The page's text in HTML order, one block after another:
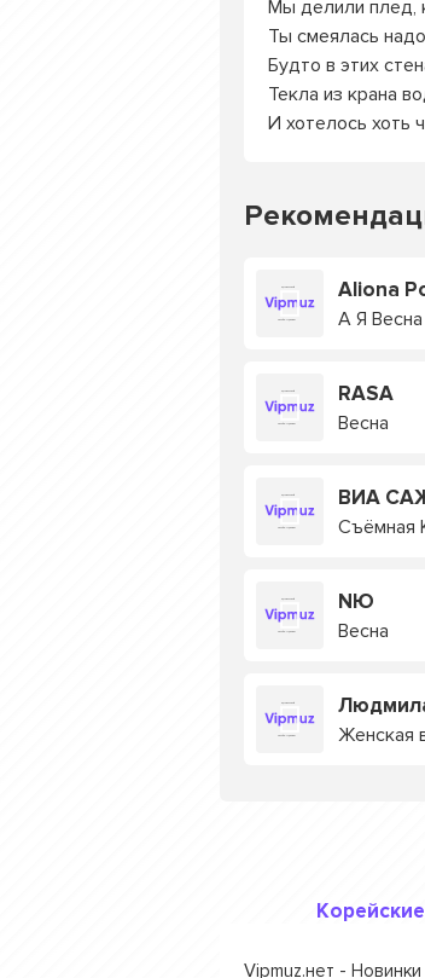
Мы делили плед,
Ты смеялась
Будто в этих
Текла из крана
И хотелось хоть
Aliona
А Я Весна
RASA
Весна
ВИА
Съёмная
NЮ
Весна
Женская
Vipmuz.нет -